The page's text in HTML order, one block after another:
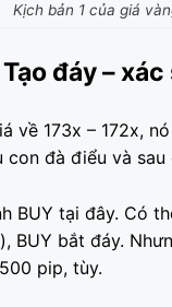
Kịch bản 1 của giá
đáy –
về 173x – 172x,
đà điểu và sau
BUY tại đây. Có
BUY bắt đáy.
pip, tùy.